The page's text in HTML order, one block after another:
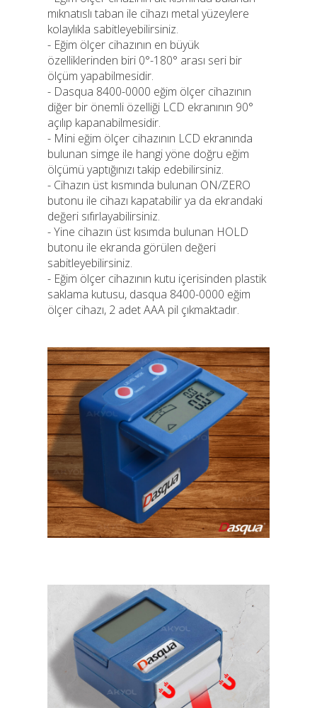
mıknatıslı taban ile cihazı metal yüzeylere
kolaylıkla sabitleyebilirsiniz.
- Eğim ölçer cihazının en büyük
özelliklerinden biri 0°-180° arası seri bir
ölçüm yapabilmesidir.
- Dasqua 8400-0000 eğim ölçer cihazının
diğer bir önemli özelliği LCD ekranının 90°
açılıp kapanabilmesidir.
- Mini eğim ölçer cihazının LCD ekranında
bulunan simge ile hangi yöne doğru eğim
ölçümü yaptığınızı takip edebilirsiniz.
- Cihazın üst kısmında bulunan ON/ZERO
butonu ile cihazı kapatabilir ya da ekrandaki
değeri sıfırlayabilirsiniz.
- Yine cihazın üst kısımda bulunan HOLD
butonu ile ekranda görülen değeri
sabitleyebilirsiniz.
- Eğim ölçer cihazının kutu içerisinden plastik
saklama kutusu, dasqua 8400-0000 eğim
ölçer cihazı, 2 adet AAA pil çıkmaktadır.